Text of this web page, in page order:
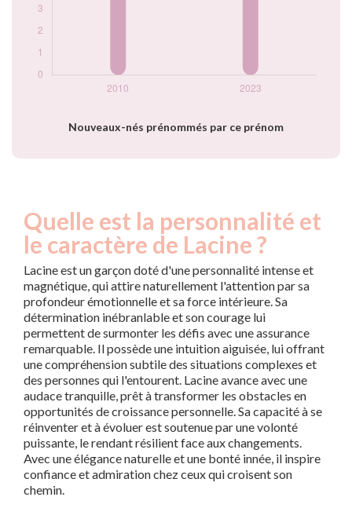
Nouveaux-nés prénommés par ce prénom
Quelle est la personnalité et
le caractère de Lacine ?
Lacine est un garçon doté d'une personnalité intense et
magnétique, qui attire naturellement l'attention par sa
profondeur émotionnelle et sa force intérieure. Sa
détermination inébranlable et son courage lui
permettent de surmonter les défis avec une assurance
remarquable. Il possède une intuition aiguisée, lui offrant
une compréhension subtile des situations complexes et
des personnes qui l'entourent. Lacine avance avec une
audace tranquille, prêt à transformer les obstacles en
opportunités de croissance personnelle. Sa capacité à se
réinventer et à évoluer est soutenue par une volonté
puissante, le rendant résilient face aux changements.
Avec une élégance naturelle et une bonté innée, il inspire
confiance et admiration chez ceux qui croisent son
chemin.